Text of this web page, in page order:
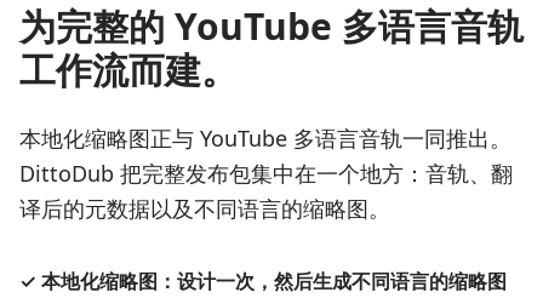
为完整的 YouTube 多语言音轨
工作流而建。
本地化缩略图正与 YouTube 多语言音轨一同推出。
DittoDub 把完整发布包集中在一个地方：音轨、翻
译后的元数据以及不同语言的缩略图。
✓ 本地化缩略图：设计一次，然后生成不同语言的缩略图